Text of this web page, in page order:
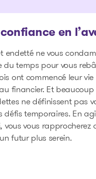
en
endetté ne vous
du temps pour vous
ont commencé leur
financier. Et beaucoup
ne définissent pas
défis temporaires. En
vous vous rapprocherez
futur plus serein.